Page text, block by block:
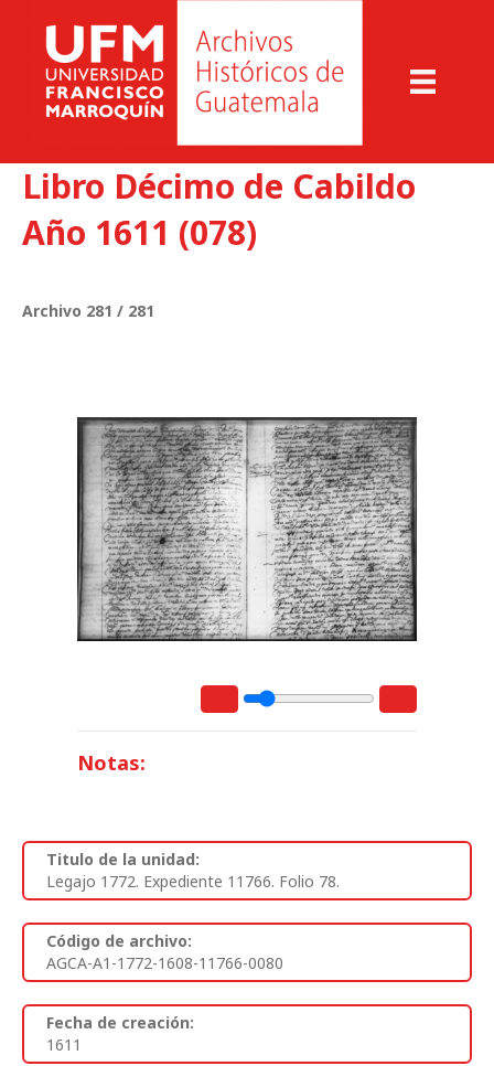
Libro Décimo de Cabildo
Año 1611 (078)
Archivo 281 / 281
Notas:
Titulo de la unidad:
Legajo 1772. Expediente 11766. Folio 78.
Código de archivo:
AGCA-A1-1772-1608-11766-0080
Fecha de creación:
1611